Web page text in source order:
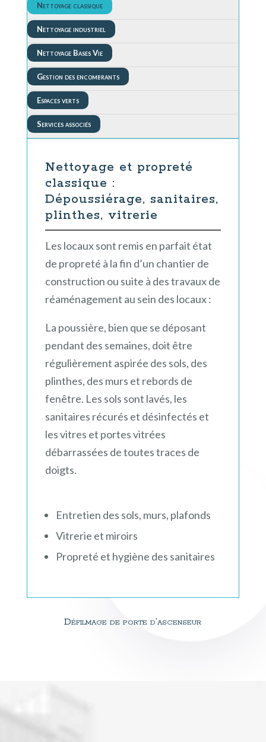
Nettoyage classique
Nettoyage industriel
Nettoyage Bases Vie
Gestion des encombrants
Espaces verts
Services associés
Nettoyage et propreté
classique :
Dépoussiérage, sanitaires,
plinthes, vitrerie
Les locaux sont remis en parfait état
de propreté à la fin d’un chantier de
construction ou suite à des travaux de
réaménagement au sein des locaux :
La poussière, bien que se déposant
pendant des semaines, doit être
régulièrement aspirée des sols, des
plinthes, des murs et rebords de
fenêtre. Les sols sont lavés, les
sanitaires récurés et désinfectés et
les vitres et portes vitrées
débarrassées de toutes traces de
doigts.
Entretien des sols, murs, plafonds
Vitrerie et miroirs
Propreté et hygiène des sanitaires
Défilmage de porte d’ascenseur